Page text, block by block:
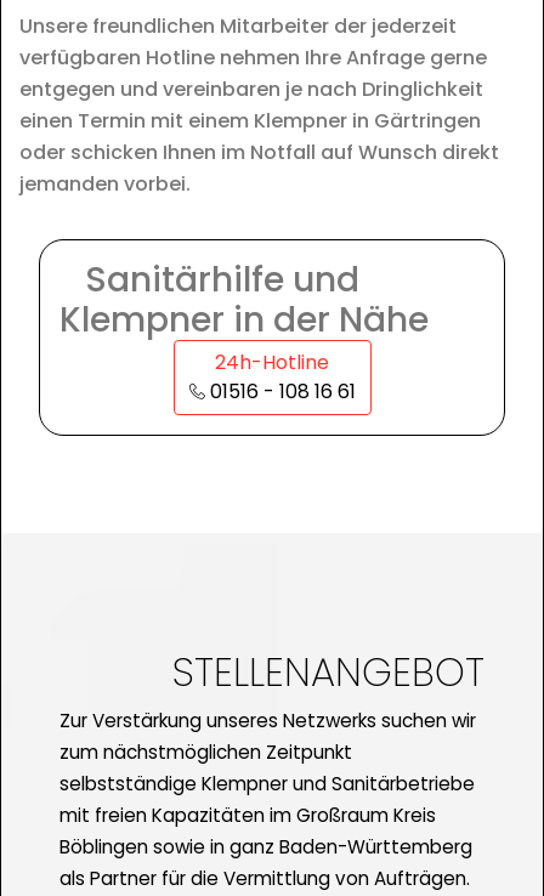
Unsere freundlichen Mitarbeiter der jederzeit
verfügbaren Hotline nehmen Ihre Anfrage gerne
entgegen und vereinbaren je nach Dringlichkeit
einen Termin mit einem Klempner in Gärtringen
oder schicken Ihnen im Notfall auf Wunsch direkt
jemanden vorbei.
Sanitärhilfe und
Klempner in der Nähe
24h-Hotline
01516 - 108 16 61
STELLENANGEBOT
Zur Verstärkung unseres Netzwerks suchen wir
zum nächstmöglichen Zeitpunkt
selbstständige Klempner und Sanitärbetriebe
mit freien Kapazitäten im Großraum Kreis
Böblingen sowie in ganz Baden-Württemberg
als Partner für die Vermittlung von Aufträgen.